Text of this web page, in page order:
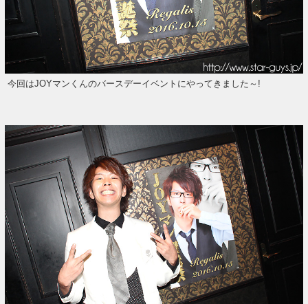
今回はJOYマンくんのバースデーイベントにやってきました～!